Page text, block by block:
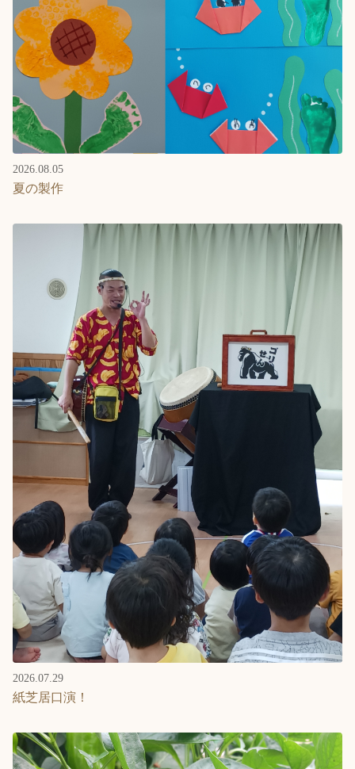
2026.08.05
夏の製作
2026.07.29
紙芝居口演！